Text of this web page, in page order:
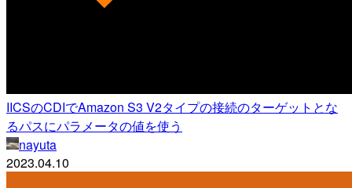
IICSのCDIでAmazon S3 V2タイプの接続のターゲットとな
るパスにパラメータの値を使う
nayuta
2023.04.10